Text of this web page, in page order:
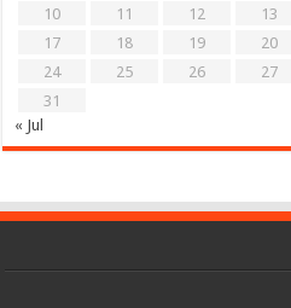
10
11 12 13
17
18 19 20
24
25 26 27
31
« Jul